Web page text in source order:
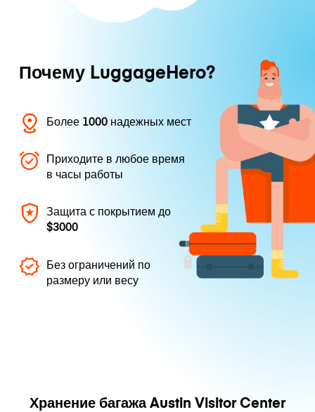
Почему LuggageHero?
Более 1000 надежных мест
Приходите в любое время
в часы работы
Защита с покрытием до
$3000
Без ограничений по
размеру или весу
Хранение багажа Austin Visitor Center